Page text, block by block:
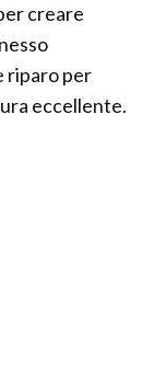
creare
riparo per
eccellente.